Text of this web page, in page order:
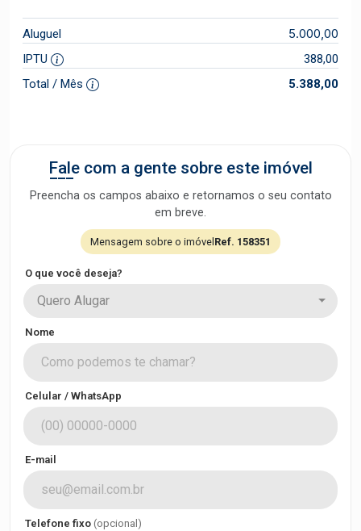
Aluguel 5.000,00
IPTU
388,00
Total / Mês
5.388,00
Fale com a gente sobre este imóvel
Preencha os campos abaixo e retornamos o seu contato
em breve.
Mensagem sobre o imóvel Ref. 158351
O que você deseja?
Quero Alugar
Nome
Celular / WhatsApp
E-mail
Telefone fixo (opcional)